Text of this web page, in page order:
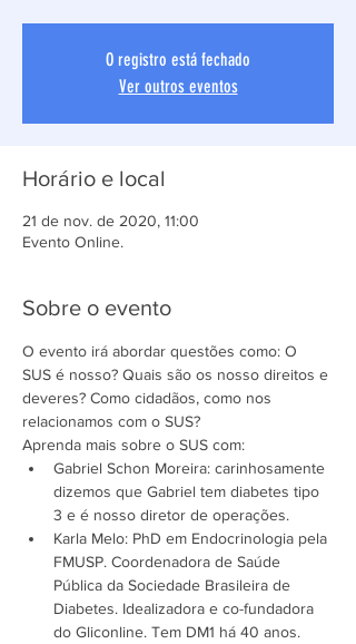
O registro está fechado
Ver outros eventos
Horário e local
21 de nov. de 2020, 11:00
Evento Online.
Sobre o evento
O evento irá abordar questões como: O
SUS é nosso? Quais são os nosso direitos e
deveres? Como cidadãos, como nos
relacionamos com o SUS?
Aprenda mais sobre o SUS com:
Gabriel Schon Moreira: carinhosamente
dizemos que Gabriel tem diabetes tipo
3 e é nosso diretor de operações.
Karla Melo: PhD em Endocrinologia pela
FMUSP. Coordenadora de Saúde
Pública da Sociedade Brasileira de
Diabetes. Idealizadora e co-fundadora
do Gliconline. Tem DM1 há 40 anos.